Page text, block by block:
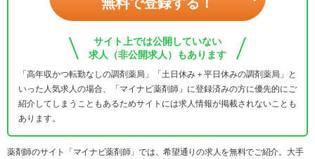
サイト上では公開していない
求人（非公開求人）もあります
「高年収かつ転勤なしの調剤薬局」「土日休み＋平日休みの調剤薬局」と
いった人気求人の場合、「マイナビ薬剤師」に登録済みの方に優先的にご
紹介してしまうこともあるためサイトには求人情報が掲載されないことも
あります。
薬剤師のサイト「マイナビ薬剤師」では、希望通りの求人を無料でご紹介。大手